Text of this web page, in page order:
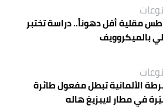
مقلية أقل دهوناً.. دراسة تختبر
بالميكروويف
الألمانية تبطل مفعول طائرة
في مطار لايبزيغ هاله